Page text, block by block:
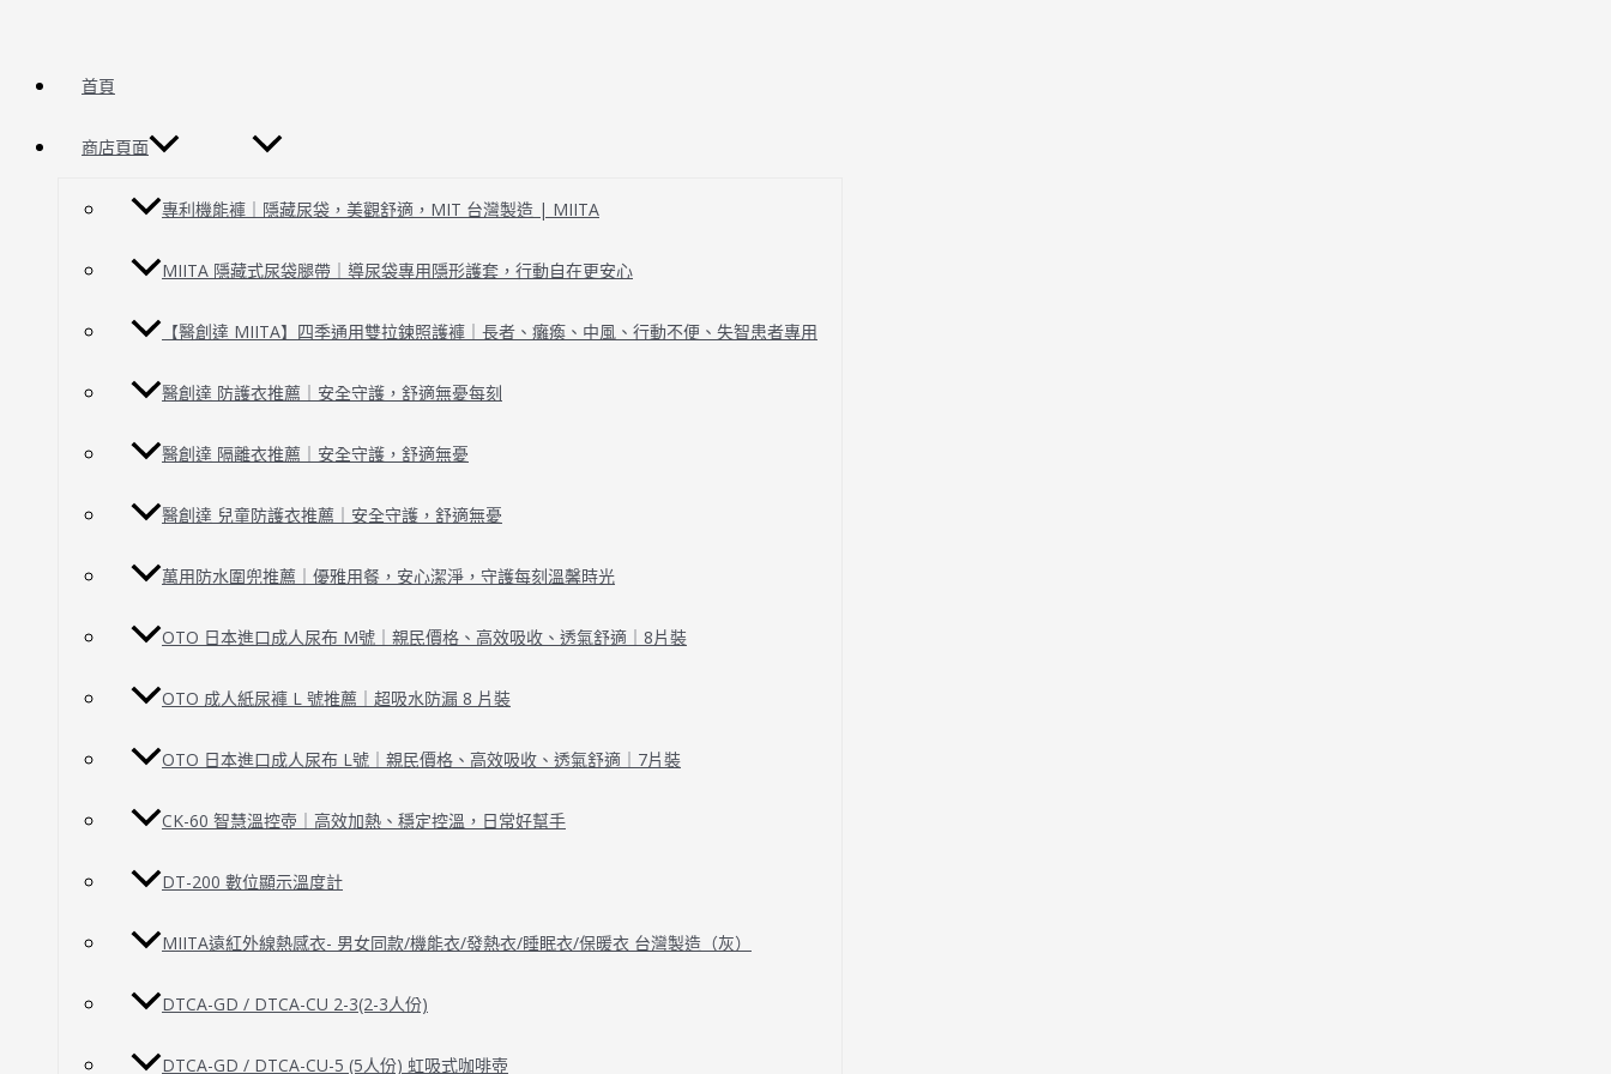
首頁
商店頁面
專利機能褲｜隱藏尿袋，美觀舒適，MIT 台灣製造 | MIITA
MIITA 隱藏式尿袋腿帶｜導尿袋專用隱形護套，行動自在更安心
【醫創達 MIITA】四季通用雙拉鍊照護褲｜長者、癱瘓、中風、行動不便、失智患者專用
醫創達 防護衣推薦｜安全守護，舒適無憂每刻
醫創達 隔離衣推薦｜安全守護，舒適無憂
醫創達 兒童防護衣推薦｜安全守護，舒適無憂
萬用防水圍兜推薦｜優雅用餐，安心潔淨，守護每刻溫馨時光
OTO 日本進口成人尿布 M號｜親民價格、高效吸收、透氣舒適｜8片裝
OTO 成人紙尿褲 L 號推薦｜超吸水防漏 8 片裝
OTO 日本進口成人尿布 L號｜親民價格、高效吸收、透氣舒適｜7片裝
CK-60 智慧溫控壺｜高效加熱、穩定控溫，日常好幫手
DT-200 數位顯示溫度計
MIITA遠紅外線熱感衣- 男女同款/機能衣/發熱衣/睡眠衣/保暖衣 台灣製造（灰）
DTCA-GD / DTCA-CU 2-3(2-3人份)
DTCA-GD / DTCA-CU-5 (5人份) 虹吸式咖啡壺